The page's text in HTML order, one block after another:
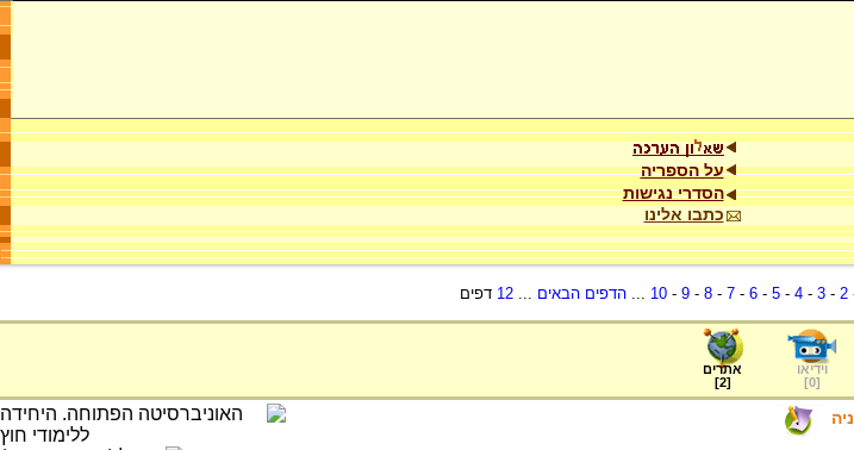
על הספריה
הסדרי נגישות
כתבו אלינו
2
-
3
-
4
-
5
-
6
-
7
-
8
-
9
-
10
...הדפים הבאים ...
12 דפים
וידיאו
[
0
]
אתרים
[
2
]